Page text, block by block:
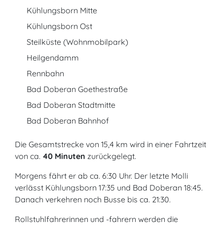
Kühlungsborn Mitte
Kühlungsborn Ost
Steilküste (Wohnmobilpark)
Heilgendamm
Rennbahn
Bad Doberan Goethestraße
Bad Doberan Stadtmitte
Bad Doberan Bahnhof
Die Gesamtstrecke von 15,4 km wird in einer Fahrtzeit
von ca. 40 Minuten zurückgelegt.
Morgens fährt er ab ca. 6:30 Uhr. Der letzte Molli
verlässt Kühlungsborn 17:35 und Bad Doberan 18:45.
Danach verkehren noch Busse bis ca. 21:30.
Rollstuhlfahrerinnen und -fahrern werden die